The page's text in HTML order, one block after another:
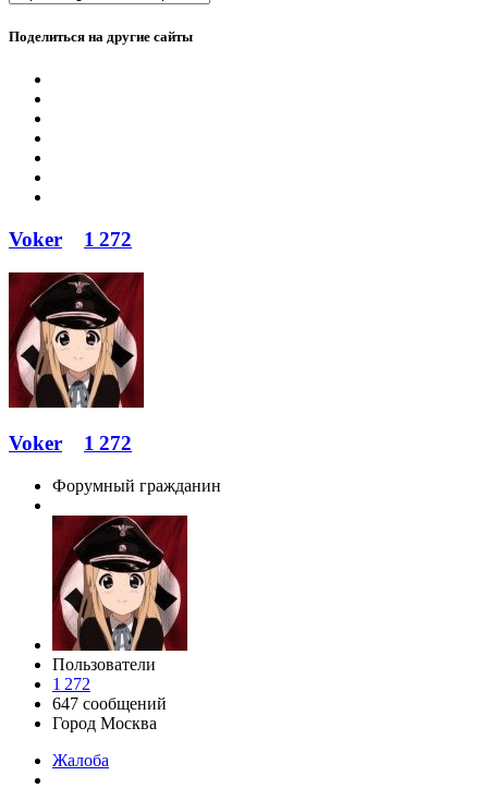
Поделиться на другие сайты
Voker 1 272
Voker 1 272
Форумный гражданин
Пользователи
1 272
647 сообщений
Город Москва
Жалоба